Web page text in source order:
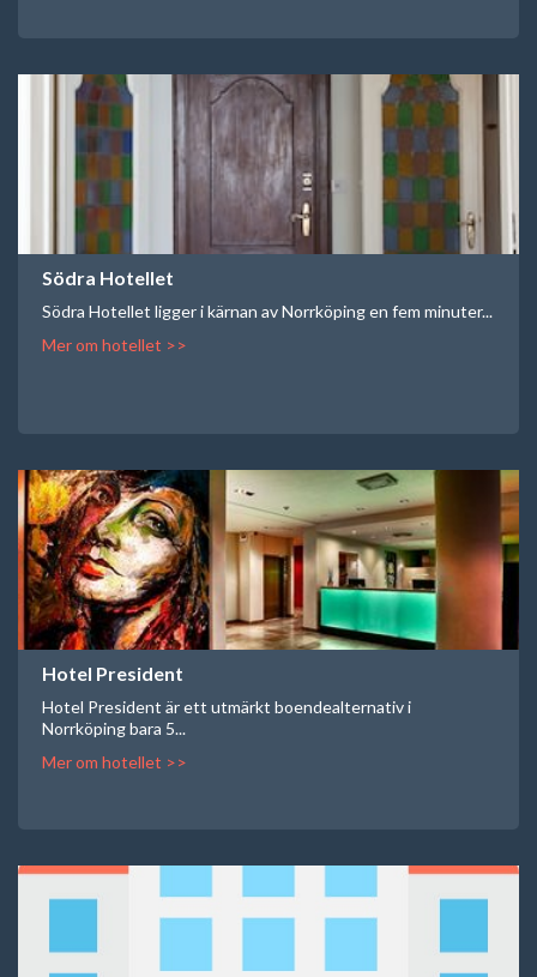
Södra Hotellet
Södra Hotellet ligger i kärnan av Norrköping en fem minuter...
Mer om hotellet >>
Hotel President
Hotel President är ett utmärkt boendealternativ i
Norrköping bara 5...
Mer om hotellet >>